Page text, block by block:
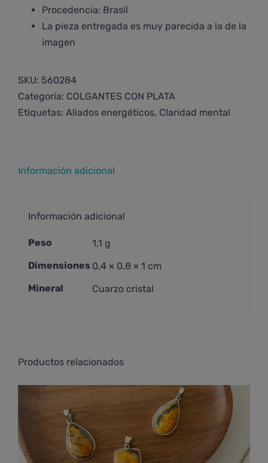
Procedencia: Brasil
La pieza entregada es muy parecida a la de la
imagen
SKU: 560284
Categoría: COLGANTES CON PLATA
Etiquetas: Aliados energéticos, Claridad mental
Información adicional
Información adicional
Peso
1,1 g
Dimensiones 0,4 × 0,8 × 1 cm
Mineral
Cuarzo cristal
Productos relacionados